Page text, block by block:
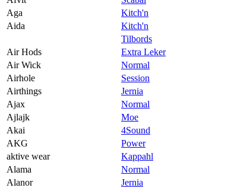
Aga
Kitch'n
Aida
Kitch'n
Tilbords
Air Hods
Extra Leker
Air Wick
Normal
Airhole
Session
Airthings
Jernia
Ajax
Normal
Ajlajk
Moe
Akai
4Sound
AKG
Power
aktive wear
Kappahl
Alama
Normal
Alanor
Jernia